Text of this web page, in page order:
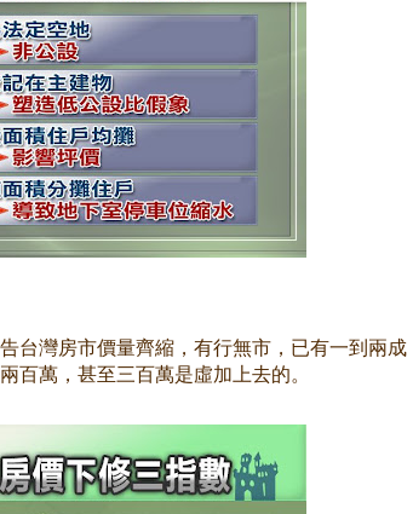
台灣房市價量齊縮，有行無市，已有一到兩成
百萬，甚至三百萬是虛加上去的。